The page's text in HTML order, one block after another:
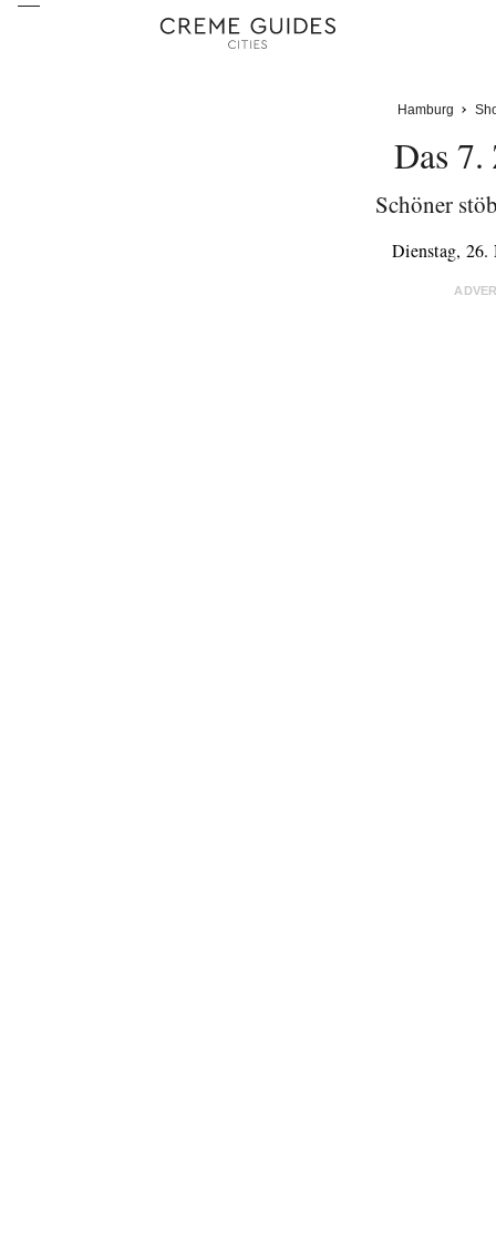
Hamburg
Das
Schöner
Dienstag, 26.